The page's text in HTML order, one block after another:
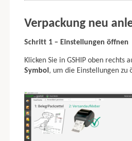
Verpackung neu
Schritt 1 – Einstellungen öffnen
Klicken Sie in GSHIP oben rechts
Symbol, um die Einstellungen zu
7. GARBIT CONNECT